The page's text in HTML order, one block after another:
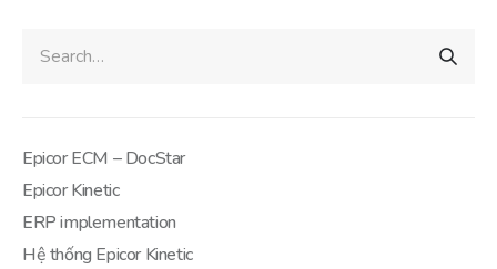
Epicor ECM – DocStar
Epicor Kinetic
ERP implementation
Hệ thống Epicor Kinetic